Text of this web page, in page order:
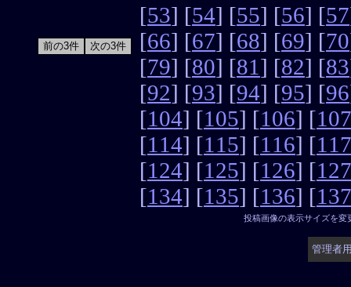
[53] [54] [55] [56] [57
[66] [67] [68] [69] [70
[79] [80] [81 ] [82] [83
[92] [93] [94] [95] [96
[104] [105] [106] [107
[114] [115] [116] [117
[124] [125] [126] [127
[134] [135] [136] [137
投稿画像の表示サイズを変
管理者